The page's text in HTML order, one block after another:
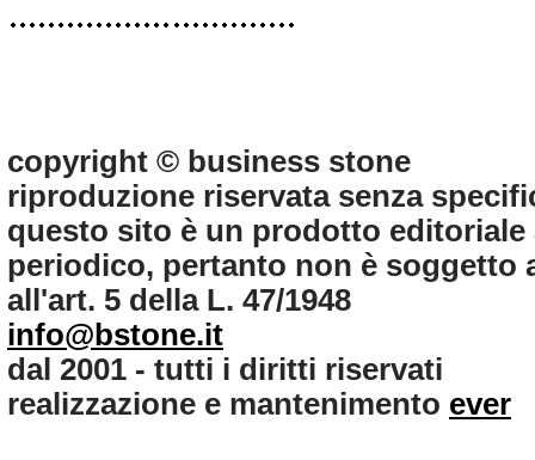
copyright © business stone
riproduzione riservata senza
questo sito è un prodotto
periodico, pertanto non è
all'art. 5 della L. 47/1948
info@bstone.it
dal 2001 - tutti i diritti riservati
realizzazione e mantenimento ever